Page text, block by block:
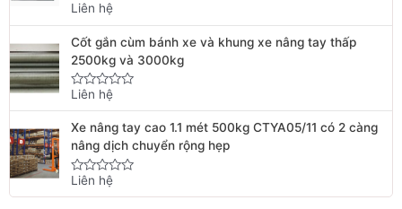
Rated
0
out
of
5
Liên hệ
Cốt gắn cùm bánh xe và khung xe nâng tay thấp
2500kg và 3000kg
Rated
0
out
of
5
Liên hệ
Xe nâng tay cao 1.1 mét 500kg CTYA05/11 có 2 càng
nâng dịch chuyển rộng hẹp
Rated
0
Liên hệ